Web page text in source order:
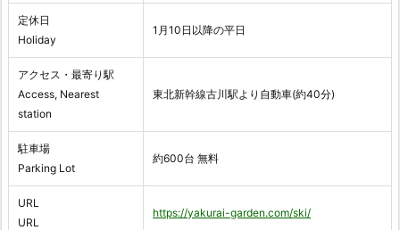
定休日
Holiday
1月10日以降の平日
アクセス・最寄り駅
Access, Nearest
station
東北新幹線古川駅より自動車(約40分)
駐車場
Parking Lot
約600台 無料
URL
URL
https://yakurai-garden.com/ski/